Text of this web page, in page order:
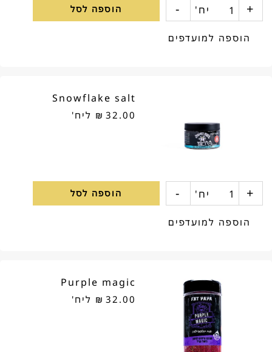
+
כמות
יח' - הוספה לסל
הוספה למועדפים
Snowflake salt
₪ 32.00 ליח'
+
כמות
יח' - הוספה לסל
הוספה למועדפים
Purple magic
₪ 32.00 ליח'